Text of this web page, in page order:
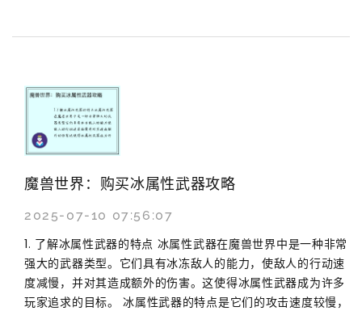
魔兽世界：购买冰属性武器攻略
2025-07-10 07:56:07
1. 了解冰属性武器的特点 冰属性武器在魔兽世界中是一种非常
强大的武器类型。它们具有冰冻敌人的能力，使敌人的行动速
度减慢，并对其造成额外的伤害。这使得冰属性武器成为许多
玩家追求的目标。 冰属性武器的特点是它们的攻击速度较慢，